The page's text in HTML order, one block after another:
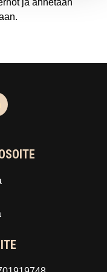
ja annetaan